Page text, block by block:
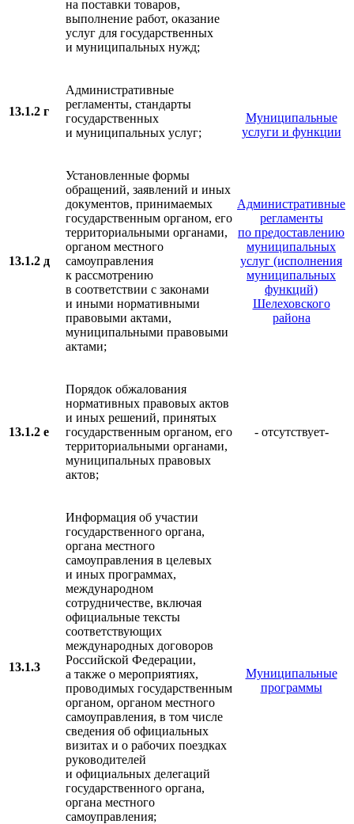
на поставки товаров,
выполнение работ, оказание
услуг для государственных
и муниципальных нужд;
13.1.2 г
Административные
регламенты, стандарты
государственных
и муниципальных услуг;
Муниципальные
услуги и функции
13.1.2 д
Установленные формы
обращений, заявлений и иных
документов, принимаемых
государственным органом, его
территориальными органами,
органом местного
самоуправления
к рассмотрению
в соответствии с законами
и иными нормативными
правовыми актами,
муниципальными правовыми
актами;
Административные
регламенты
по предоставлению
муниципальных
услуг (исполнения
муниципальных
функций)
Шелеховского
района
13.1.2 е
Порядок обжалования
нормативных правовых актов
и иных решений, принятых
государственным органом, его
территориальными органами,
муниципальных правовых
актов;
- отсутствует-
13.1.3
Информация об участии
государственного органа,
органа местного
самоуправления в целевых
и иных программах,
международном
сотрудничестве, включая
официальные тексты
соответствующих
международных договоров
Российской Федерации,
а также о мероприятиях,
проводимых государственным
органом, органом местного
самоуправления, в том числе
сведения об официальных
визитах и о рабочих поездках
руководителей
и официальных делегаций
государственного органа,
органа местного
самоуправления;
Муниципальные
программы